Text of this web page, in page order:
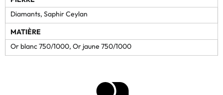
Diamants, Saphir Ceylan
MATIÈRE
Or blanc 750/1000, Or jaune 750/1000